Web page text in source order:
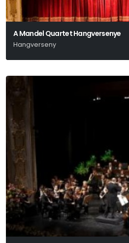
A Mandel Quartet Hangversenye
Hangverseny